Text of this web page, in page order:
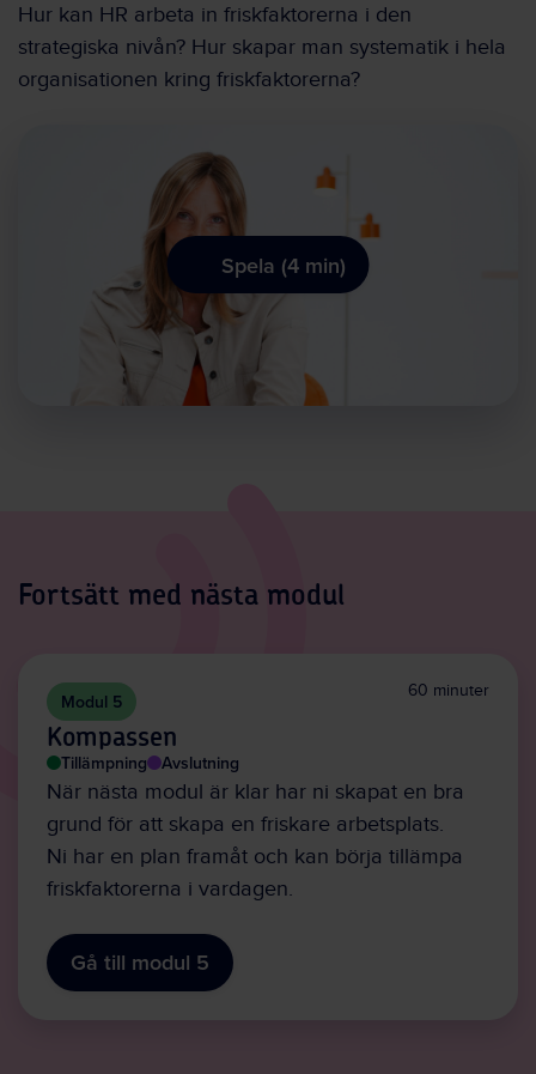
Hur kan HR arbeta in friskfaktorerna i den
strategiska nivån? Hur skapar man systematik i hela
organisationen kring friskfaktorerna?
Spela (4 min)
Fortsätt med nästa modul
60 minuter
Modul 5
Kompassen
Tillämpning Avslutning
När nästa modul är klar har ni skapat en bra
grund för att skapa en friskare arbetsplats.
Ni har en plan framåt och kan börja tillämpa
friskfaktorerna i vardagen.
Gå till modul 5